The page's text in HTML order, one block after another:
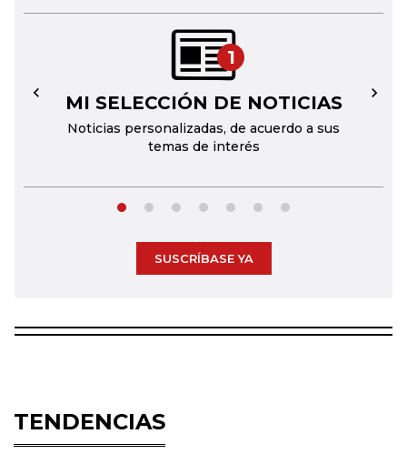
1
MI SELECCIÓN DE NOTICIAS
Noticias personalizadas, de acuerdo a sus
temas de interés
← →
SUSCRÍBASE YA
TENDENCIAS